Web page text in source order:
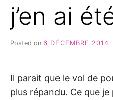
j’en ai
Posted on 6 DÉCEMBRE 2014
Il parait que le vol de
plus répandu. Ce que je